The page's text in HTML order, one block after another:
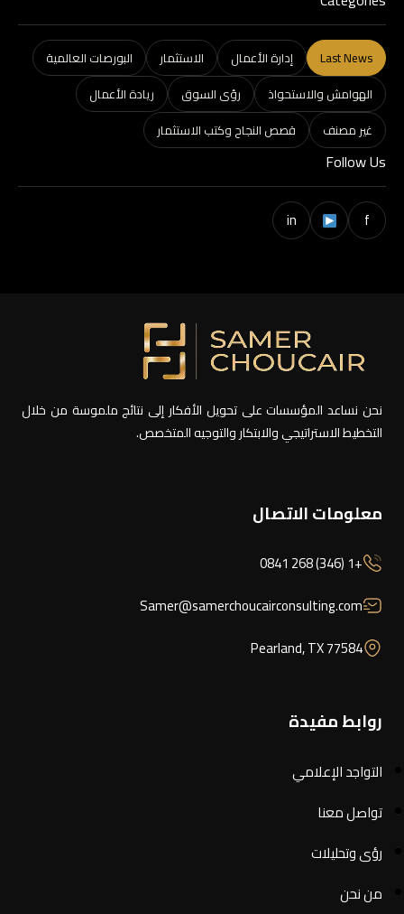
Last News إدارة الأعمال الاستثمار
البورصات العالمية
الهوامش والاستحواذ
رؤى السوق
ريادة الأعمال
غير مصنف
قصص النجاح وكتب الاستثمار
Follow Us
f
in
نحن نساعد المؤسسات على تحويل الأفكار إلى نتائج ملموسة من خلال
التخطيط الاستراتيجي والابتكار والتوجيه المتخصص.
معلومات الاتصال
+1 (346) 268 0841
Samer@samerchoucairconsulting.com
Pearland, TX 77584
روابط مفيدة
التواجد الإعلامي
تواصل معنا
رؤى وتحليلات
من نحن